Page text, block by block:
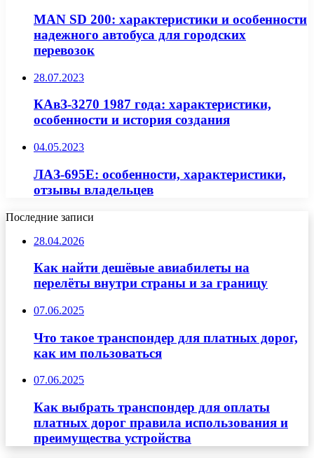
MAN SD 200: характеристики и особенности
надежного автобуса для городских
перевозок
28.07.2023
КАвЗ-3270 1987 года: характеристики,
особенности и история создания
04.05.2023
ЛАЗ-695E: особенности, характеристики,
отзывы владельцев
Последние записи
28.04.2026
Как найти дешёвые авиабилеты на
перелёты внутри страны и за границу
07.06.2025
Что такое транспондер для платных дорог,
как им пользоваться
07.06.2025
Как выбрать транспондер для оплаты
платных дорог правила использования и
преимущества устройства